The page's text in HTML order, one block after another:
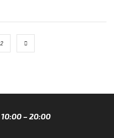
2
10:00 – 20:00